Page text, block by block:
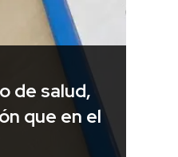
de salud,
que en el